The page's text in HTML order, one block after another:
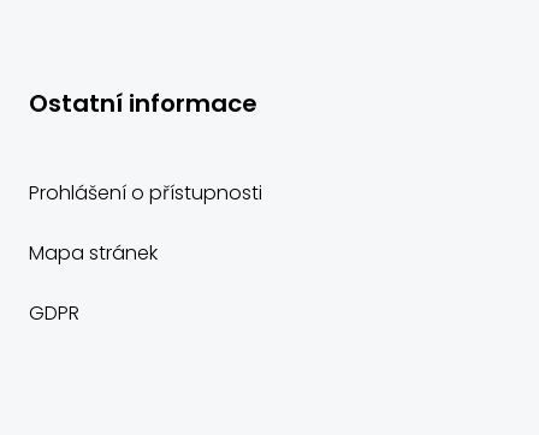
Ostatní informace
Prohlášení o přístupnosti
Mapa stránek
GDPR